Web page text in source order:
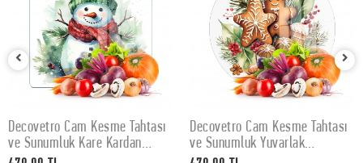
SEPETE EKLE
Decovetro Cam Kesme Tahtası
ve Sunumluk Kare Kardan
Adam Desenli 30 x 30 cm
SEPETE EKLE
Decovetro Cam Kesme Tahtası
ve Sunumluk Yuvarlak
Gingerbread Yılbaşı Kurabiye